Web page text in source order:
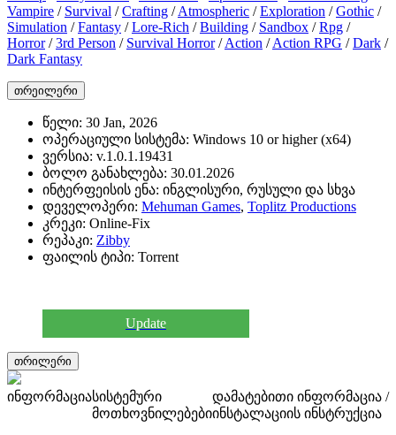
Vampire / Survival /Crafting /Atmospheric /Exploration /Gothic /
Simulation /Fantasy /Lore-Rich /Building / Sandbox /Rpg /
Horror/3rd Person / Survival Horror/Action /Action RPG /Dark /
Dark Fantasy
თრეილერი
წელი: 30 Jan, 2026
ოპერაციული სისტემა: Windows 10 or higher (x64)
ვერსია: v.1.0.1.19431
ბოლო განახლება: 30.01.2026
ინტერფეისის ენა: ინგლისური, რუსული და სხვა
დეველოპერი: Mehuman Games, Toplitz Productions
კრეკი: Online-Fix
რეპაკი: Zibby
ფაილის ტიპი: Torrent
Update
თრილერი
ინფორმაციასისტემური
მოთხოვნილებები
დამატებითი ინფორმაცია /
ინსტალაციის ინსტრუქცია